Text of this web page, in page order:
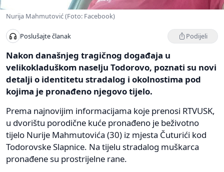
Nurija Mahmutović (Foto: Facebook)
Poslušajte članak Podijeli
Nakon današnjeg tragičnog događaja u
velikokladuškom naselju Todorovo, poznati su novi
detalji o identitetu stradalog i okolnostima pod
kojima je pronađeno njegovo tijelo.
Prema najnovijim informacijama koje prenosi RTVUSK,
u dvorištu porodične kuće pronađeno je beživotno
tijelo Nurije Mahmutovića (30) iz mjesta Čuturići kod
Todorovske Slapnice. Na tijelu stradalog muškarca
pronađene su prostrijelne rane.